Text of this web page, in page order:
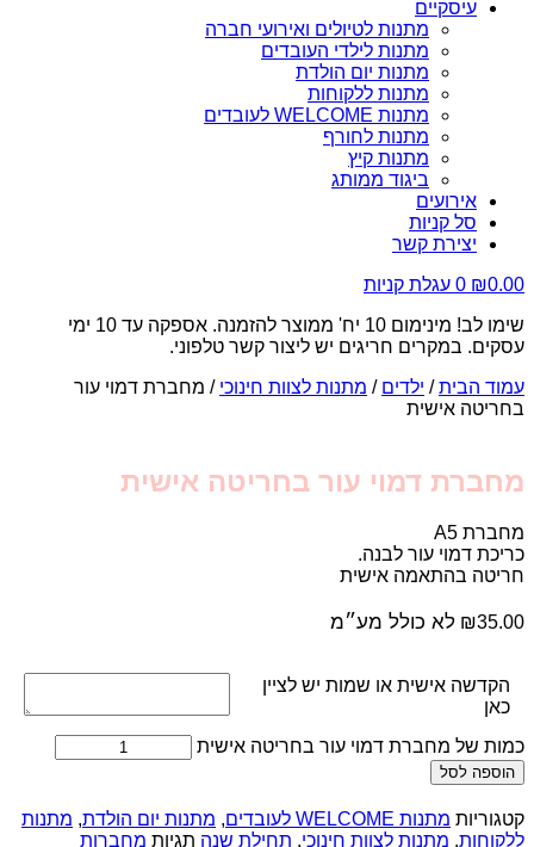
עיסקיים
מתנות לטיולים ואירועי חברה
מתנות לילדי העובדים
מתנות יום הולדת
מתנות ללקוחות
מתנות WELCOME לעובדים
מתנות לחורף
מתנות קיץ
ביגוד ממותג
אירועים
סל קניות
יצירת קשר
₪0.00
0 עגלת קניות
שימו לב! מינימום 10 יח' ממוצר להזמנה. אספקה עד 10 ימי
עסקים. במקרים חריגים יש ליצור קשר טלפוני.
עמוד הבית/ ילדים / מתנות לצוות חינוכי / מחברת דמוי עור
בחריטה אישית
מחברת דמוי עור בחריטה אישית
מחברת A5
כריכת דמוי עור לבנה.
חריטה בהתאמה אישית
₪35.00 לא כולל מע״מ
הקדשה אישית או שמות יש לציין
כאן
כמות של מחברת דמוי עור בחריטה אישית
הוספה לסל
קטגוריות מתנות WELCOME לעובדים , מתנות יום הולדת, מתנות
ללקוחות, מתנות לצוות חינוכי, תחילת שנה תגיות מחברות